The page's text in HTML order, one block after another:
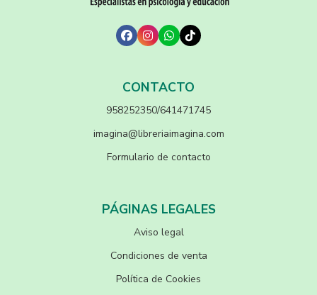
CONTACTO
958252350/641471745
imagina@libreriaimagina.com
Formulario de contacto
PÁGINAS LEGALES
Aviso legal
Condiciones de venta
Política de Cookies